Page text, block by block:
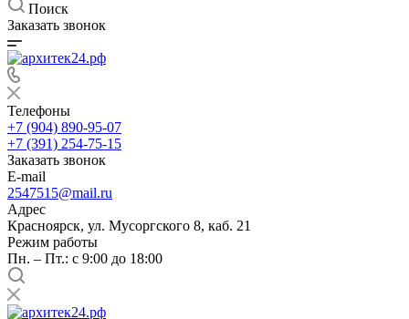
Поиск
Заказать звонок
Телефоны
+7 (904) 890-95-07
+7 (391) 254-75-15
Заказать звонок
E-mail
2547515@mail.ru
Адрес
Красноярск, ул. Мусоргского 8, каб. 21
Режим работы
Пн. – Пт.: с 9:00 до 18:00